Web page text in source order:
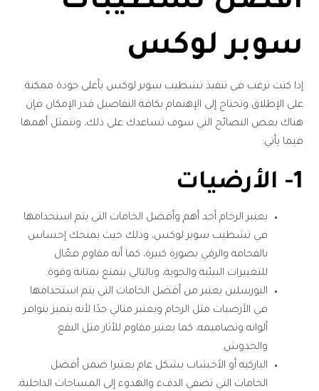
سوبر لوكس
إذا كنت ترغب في تنفيذ تشطيب سوبر لوكس بأعلى جودة ممكنة
على الإطلاق وتحتاج إلى الإهتمام بكافة التفاصيل قدر الإمكان فإن
هناك بعض النصائح التي سوف تساعدك على ذلك، وتتمثل أهمها
فيما يأتي:
1- الأرضيات
يعتبر الرخام أحد أهم وأفضل الخامات التي يتم استخدامها
في تشطيب سوبر لوكس، وذلك حيث يمنحك إحساس
بالفخامة والرقي بصورة كبيرة، كما أنه مقاوم فعّال
للتغييرات البيئية والجوية، وبالتالي يتمتع بمتانة وقوة.
البورسلين يعتبر من أفضل الخامات التي يتم استخدامها
في الأرضيات مثل الرخام ويعتبر مثالي جدًا لأنه يتميز بتوافر
ألوانه وتصاميمه، كما يعتبر مقاوم للأثار مثل البقع
والخدوش.
الباركيه أو الأخشاب بشكل عام يعتبرا ضمن أفضل
الخامات التي تضفي الدفء والهدوء إلى المساحات الداخلية،